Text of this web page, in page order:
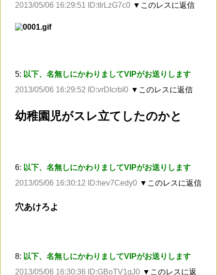
2013/05/06 16:29:51 ID:tIrLzG7c0 ▼このレスに返信
5: 以下、名無しにかわりましてVIPがお送りします
2013/05/06 16:29:52 ID:vrDIcrbI0 ▼このレスに返信
幼稚園児がスレ立てしたのかと
6: 以下、名無しにかわりましてVIPがお送りします
2013/05/06 16:30:12 ID:hev7Cedy0 ▼このレスに返信
穴あけろよ
8: 以下、名無しにかわりましてVIPがお送りします
2013/05/06 16:30:36 ID:GBoTV1gJ0 ▼このレスに返